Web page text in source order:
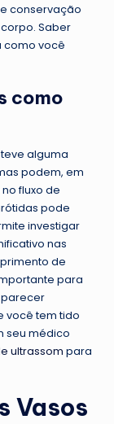
conservação
Saber
como você
como
alguma
podem, em
fluxo de
pode
investigar
nas
de
para
você tem tido
seu médico
ultrassom para
Vasos